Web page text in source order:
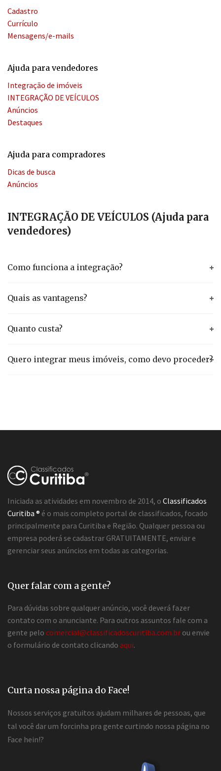
Cadastro
Currículo
Mensagens/e-mails
Ajuda para vendedores
Integração de imóveis
INTEGRAÇÃO DE VEÍCULOS
Anúncios
Destaques
Ajuda para compradores
Dicas de busca
Anúncios
INTEGRAÇÃO DE VEÍCULOS (Ajuda para
vendedores)
Como funciona a integração?
Quais as vantagens?
Quanto custa?
Quero integrar meus imóveis, como devo proceder?
Iniciada as atividades em novembro de 2014, o Classificados
Curitiba ® é o mais completo portal de classificados, focado
principalmente para Curitiba e Região. Qualquer pessoa ou
empresa poderá se cadastrar GRATUITAMENTE, enviar e
gerenciar seus anúncios em todas as categorias.
Quer falar com a gente?
Para dúvidas sobre qualquer anúncio, você deverá fazer
contato com o anunciante. Para outros assuntos fale com a
gente pelo comercial@classificadoscuritiba.com.br ou envie
o formulário de contato clicando aqui.
Curta nossa página do Face!
Nossos serviços gratuitos ajudam milhares de pessoas, que
tal você dar um forcinha pra gente curtindo nossa página no
Face hein!?